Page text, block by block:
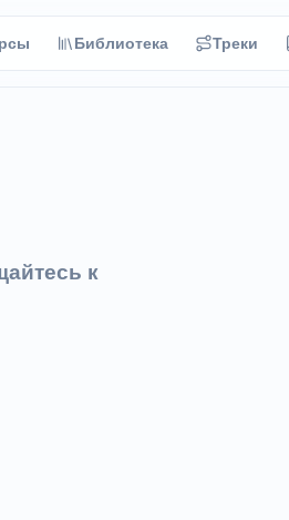
Библиотека Треки
к